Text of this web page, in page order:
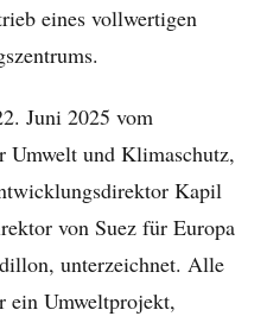
eines vollwertigen
Juni 2025 vom
Umwelt und Klimaschutz,
Kapil
von Suez für Europa
unterzeichnet. Alle
ein Umweltprojekt,